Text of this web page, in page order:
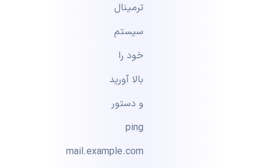
ترمینال
سیستم
خود را
بالا آورید
و دستور
ping
mail.example.com